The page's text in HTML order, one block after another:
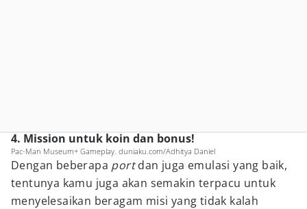
4. Mission untuk koin dan bonus!
Pac-Man Museum+ Gameplay. duniaku.com/Adhitya Daniel
Dengan beberapa portdan juga emulasi yang baik,
tentunya kamu juga akan semakin terpacu untuk
menyelesaikan beragam misi yang tidak kalah